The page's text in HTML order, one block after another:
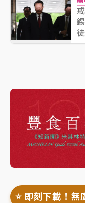
⭐️ 即刻下載！